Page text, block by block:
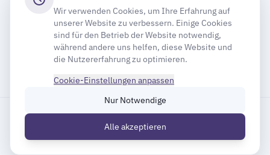
gooding
Inhaltsverzeichnis
© 2026 Deutsche Gesellschaft für Mauersegler e.V.
Wir verwenden Cookies, um Ihre Erfahrung auf
unserer Website zu verbessern. Einige Cookies
sind für den Betrieb der Website notwendig,
während andere uns helfen, diese Website und
die Nutzererfahrung zu optimieren.
Cookie-Einstellungen anpassen
Nur Notwendige
Alle akzeptieren